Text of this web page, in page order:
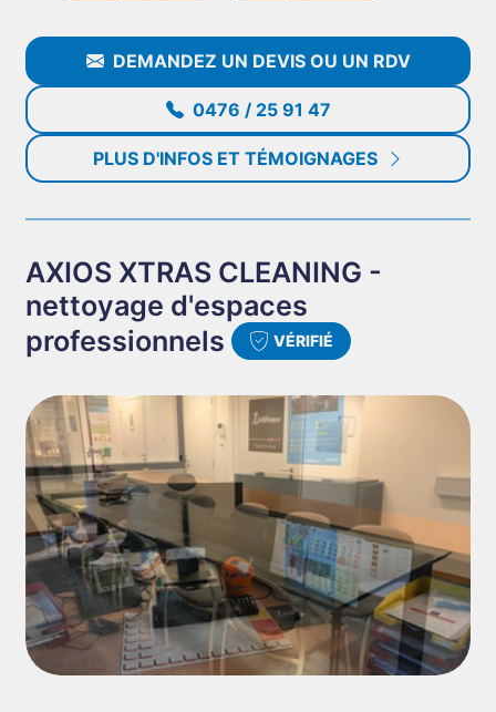
DEMANDEZ UN DEVIS OU UN RDV
0476 / 25 91 47
PLUS D'INFOS ET TÉMOIGNAGES
AXIOS XTRAS CLEANING -
nettoyage d'espaces
professionnels
VÉRIFIÉ